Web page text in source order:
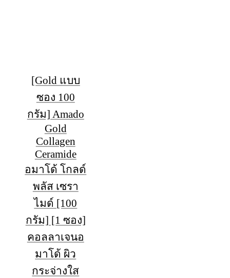
[Gold แบบ
ซอง 100
กรัม] Amado
Gold
Collagen
Ceramide
อมาโด้ โกลด์
พลัส เซรา
ไมด์ [100
กรัม] [1 ซอง]
คอลลาเจนอ
มาโด้ ผิว
กระจ่างใส